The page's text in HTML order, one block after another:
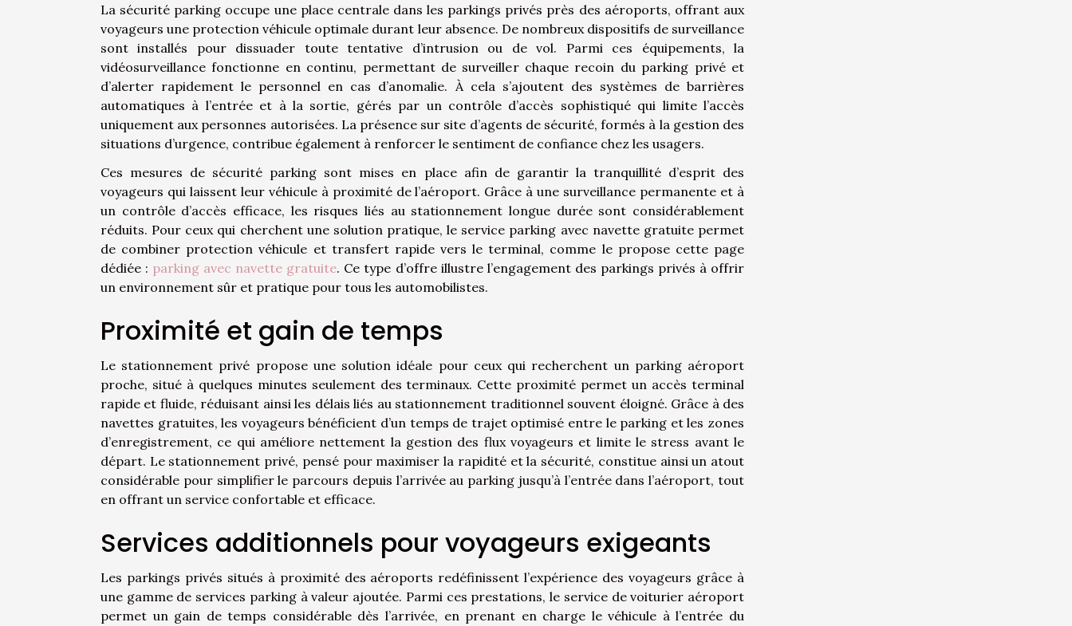
La sécurité parking occupe une place centrale dans les parkings privés près des aéroports, offrant aux
voyageurs une protection véhicule optimale durant leur absence. De nombreux dispositifs de surveillance
sont installés pour dissuader toute tentative d’intrusion ou de vol. Parmi ces équipements, la
vidéosurveillance fonctionne en continu, permettant de surveiller chaque recoin du parking privé et
d’alerter rapidement le personnel en cas d’anomalie. À cela s’ajoutent des systèmes de barrières
automatiques à l’entrée et à la sortie, gérés par un contrôle d’accès sophistiqué qui limite l’accès
uniquement aux personnes autorisées. La présence sur site d’agents de sécurité, formés à la gestion des
situations d’urgence, contribue également à renforcer le sentiment de confiance chez les usagers.
Ces mesures de sécurité parking sont mises en place afin de garantir la tranquillité d’esprit des
voyageurs qui laissent leur véhicule à proximité de l’aéroport. Grâce à une surveillance permanente et à
un contrôle d’accès efficace, les risques liés au stationnement longue durée sont considérablement
réduits. Pour ceux qui cherchent une solution pratique, le service parking avec navette gratuite permet
de combiner protection véhicule et transfert rapide vers le terminal, comme le propose cette page
dédiée : parking avec navette gratuite. Ce type d’offre illustre l’engagement des parkings privés à offrir
un environnement sûr et pratique pour tous les automobilistes.
Proximité et gain de temps
Le stationnement privé propose une solution idéale pour ceux qui recherchent un parking aéroport
proche, situé à quelques minutes seulement des terminaux. Cette proximité permet un accès terminal
rapide et fluide, réduisant ainsi les délais liés au stationnement traditionnel souvent éloigné. Grâce à des
navettes gratuites, les voyageurs bénéficient d’un temps de trajet optimisé entre le parking et les zones
d’enregistrement, ce qui améliore nettement la gestion des flux voyageurs et limite le stress avant le
départ. Le stationnement privé, pensé pour maximiser la rapidité et la sécurité, constitue ainsi un atout
considérable pour simplifier le parcours depuis l’arrivée au parking jusqu’à l’entrée dans l’aéroport, tout
en offrant un service confortable et efficace.
Services additionnels pour voyageurs exigeants
Les parkings privés situés à proximité des aéroports redéfinissent l’expérience des voyageurs grâce à
une gamme de services parking à valeur ajoutée. Parmi ces prestations, le service de voiturier aéroport
permet un gain de temps considérable dès l’arrivée, en prenant en charge le véhicule à l’entrée du